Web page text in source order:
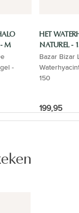
- M
-
HET
NATUREL -
Bazar Bizar
150
199,95